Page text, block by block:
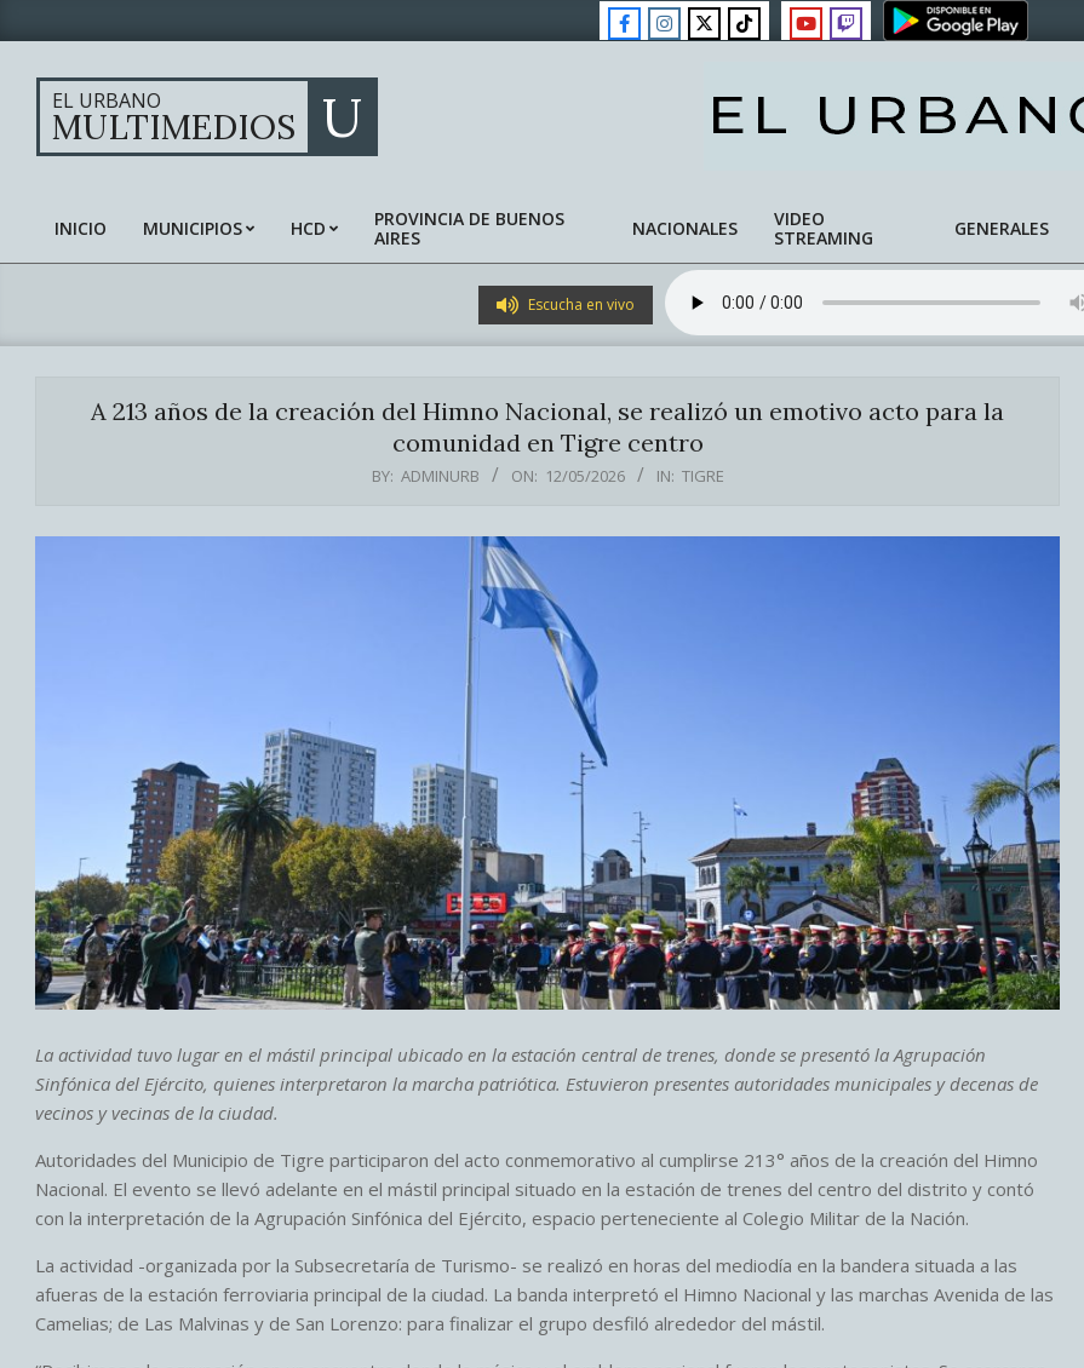
to
content
EL URBANO
MULTIMEDIOS U
Primary
Navigation
INICIO MUNICIPIOS HCD
PROVINCIA DE BUENOS
AIRES
NACIONALES
VIDEO
STREAMING
GENERALES
Escucha en vivo
A 213 años de la creación del Himno Nacional, se realizó un emotivo acto para la
comunidad en Tigre centro
BY: ADMINURB ON: 12/05/2026 IN: TIGRE
La actividad tuvo lugar en el mástil principal ubicado en la estación central de trenes, donde se presentó la Agrupación
Sinfónica del Ejército, quienes interpretaron la marcha patriótica. Estuvieron presentes autoridades municipales y decenas de
vecinos y vecinas de la ciudad.
Autoridades del Municipio de Tigre participaron del acto conmemorativo al cumplirse 213° años de la creación del Himno
Nacional. El evento se llevó adelante en el mástil principal situado en la estación de trenes del centro del distrito y contó
con la interpretación de la Agrupación Sinfónica del Ejército, espacio perteneciente al Colegio Militar de la Nación.
La actividad -organizada por la Subsecretaría de Turismo- se realizó en horas del mediodía en la bandera situada a las
afueras de la estación ferroviaria principal de la ciudad. La banda interpretó el Himno Nacional y las marchas Avenida de las
Camelias; de Las Malvinas y de San Lorenzo: para finalizar el grupo desfiló alrededor del mástil.